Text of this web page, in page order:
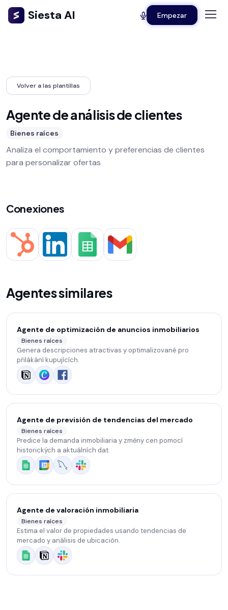
Siesta AI Empezar
Volver a las plantillas
Agente de análisis de clientes
Bienes raíces
Analiza el comportamiento y preferencias de clientes
para personalizar ofertas
Conexiones
Agentes similares
Agente de optimización de anuncios inmobiliarios
Bienes raíces
Genera descripciones atractivas y optimalizované pro
přilákání kupujících.
Agente de previsión de tendencias del mercado
Bienes raíces
Predice la demanda inmobiliaria y změny cen pomocí
historických a aktuálních dat.
Agente de valoración inmobiliaria
Bienes raíces
Estima el valor de propiedades usando tendencias de
mercado y análisis de ubicación.